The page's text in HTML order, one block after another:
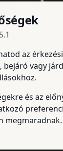
az
vagy
és az
megmaradnak.